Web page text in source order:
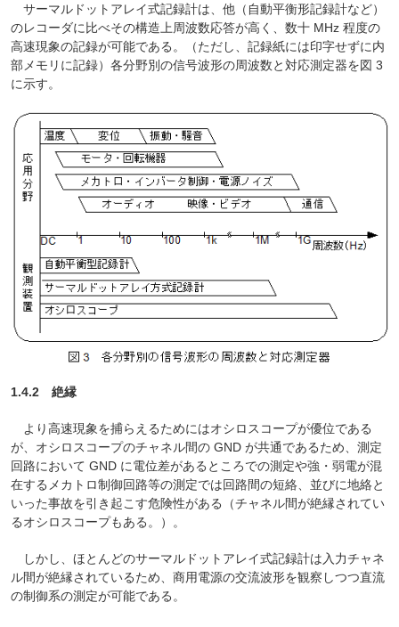
サーマルドットアレイ式記録計は、他（自動平衡形記録計など）
のレコーダに比べその構造上周波数応答が高く、数十 MHz 程度の
高速現象の記録が可能である。（ただし、記録紙には印字せずに内
部メモリに記録）各分野別の信号波形の周波数と対応測定器を図 3
に示す。
1.4.2 絶縁
より高速現象を捕らえるためにはオシロスコープが優位である
が、オシロスコープのチャネル間の GND が共通であるため、測定
回路において GND に電位差があるところでの測定や強・弱電が混
在するメカトロ制御回路等の測定では回路間の短絡、並びに地絡と
いった事故を引き起こす危険性がある（チャネル間が絶縁されてい
るオシロスコープもある。）。
しかし、ほとんどのサーマルドットアレイ式記録計は入力チャネ
ル間が絶縁されているため、商用電源の交流波形を観察しつつ直流
の制御系の測定が可能である。